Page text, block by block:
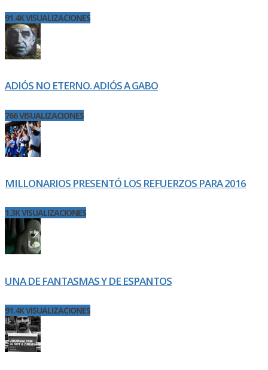
91.4K VISUALIZACIONES
ADIÓS NO ETERNO. ADIÓS A GABO
766 VISUALIZACIONES
MILLONARIOS PRESENTÓ LOS REFUERZOS PARA 2016
1.3K VISUALIZACIONES
UNA DE FANTASMAS Y DE ESPANTOS
91.4K VISUALIZACIONES